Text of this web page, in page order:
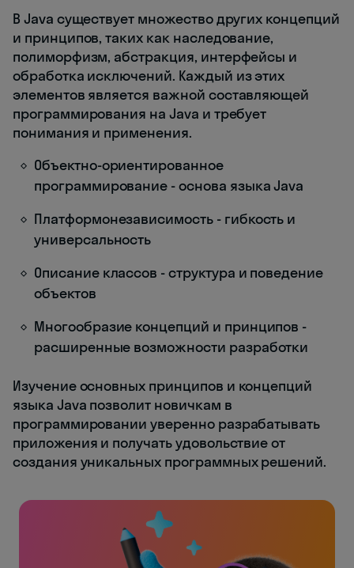
В Java существует множество других концепций
и принципов, таких как наследование,
полиморфизм, абстракция, интерфейсы и
обработка исключений. Каждый из этих
элементов является важной составляющей
программирования на Java и требует
понимания и применения.
Объектно-ориентированное
программирование - основа языка Java
Платформонезависимость - гибкость и
универсальность
Описание классов - структура и поведение
объектов
Многообразие концепций и принципов -
расширенные возможности разработки
Изучение основных принципов и концепций
языка Java позволит новичкам в
программировании уверенно разрабатывать
приложения и получать удовольствие от
создания уникальных программных решений.